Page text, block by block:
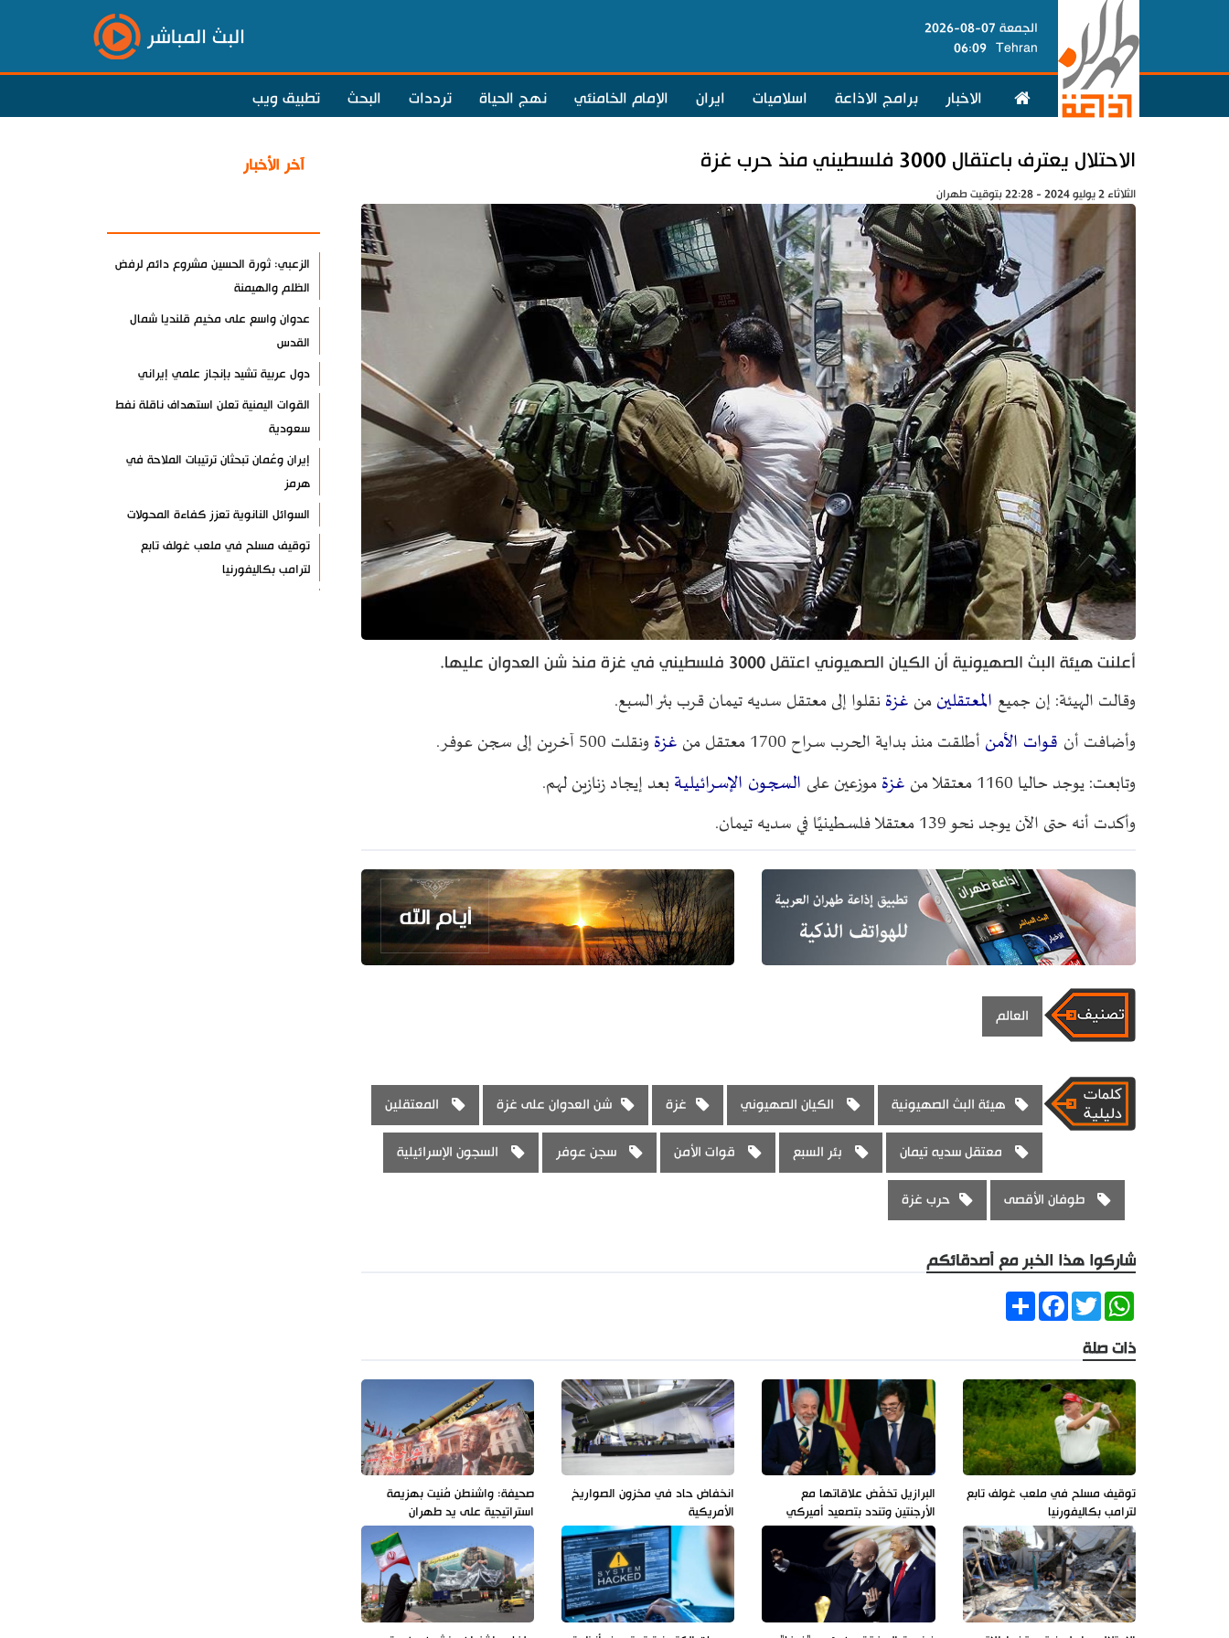
الجمعة 07-08-2026
Tehran
06:09 البث المباشر
الاخبار برامج الاذاعة اسلاميات ايران الإمام الخامنئي نهج الحياة ترددات البحث تطبيق ويب
الاحتلال يعترف باعتقال 3000 فلسطيني منذ حرب غزة
الثلاثاء 2 يوليو 2024 - 22:28 بتوقيت طهران
أعلنت هيئة البث الصهيونية أن الكيان الصهيوني اعتقل 3000 فلسطيني في غزة منذ شن العدوان عليها.
وقالت الهيئة: إن جميع المعتقلينمن غزةنقلوا إلى معتقل سديه تيمان قرب بئر السبع.
وأضافت أن قوات الأمن أطلقت منذ بداية الحرب سراح 1700 معتقل من غزة ونقلت 500 آخرين إلى سجن عوفر.
وتابعت: يوجد حاليا 1160 معتقلا من
غزةموزعين على السجون الإسرائيليةبعد إيجاد زنازين لهم.
وأكدت أنه حتى الآن يوجد نحو 139 معتقلا فلسطينيًا في سديه تيمان.
العالم
هيئة البث الصهيونية الكيان الصهيوني غزة شن العدوان على غزة المعتقلين
معتقل سديه تيمان بئر السبع قوات الأمن سجن عوفر السجون الإسرائيلية
طوفان الأقصى حرب غزة
شاركوا هذا الخبر مع أصدقائكم
ShareFacebookTwitter
WhatsApp
ذات صلة
توقيف مسلح في ملعب غولف تابع
لترامب بكاليفورنيا
البرازيل تخفّض علاقاتها مع
الأرجنتين وتندد بتصعيد أميركي
انخفاض حاد في مخزون الصواريخ
الأمريكية
صحيفة: واشنطن مُنيت بهزيمة
استراتيجية على يد طهران
آخر الأخبار
الزعبي: ثورة الحسين مشروع دائم لرفض
الظلم والهيمنة
عدوان واسع على مخيم قلنديا شمال
القدس
دول عربية تشيد بإنجاز علمي إيراني
القوات اليمنية تعلن استهداف ناقلة نفط
سعودية
إيران وعُمان تبحثان ترتيبات الملاحة في
هرمز
السوائل النانوية تعزز كفاءة المحولات
توقيف مسلح في ملعب غولف تابع
لترامب بكاليفورنيا